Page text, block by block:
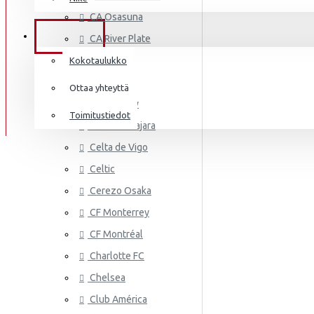
Italia
Mali
Meksiko
Marokko
Uusi-Seelanti
Nigeria
Frenkie de Jong
Mbappé
Donnarumma
A.Becker
Haaland
TIEDOT
Kokotaulukko
Ottaa yhteyttä
Toimitustiedot
CA Osasuna
CA River Plate
Cádiz CF
Cagliari
Cardiff City
CD Guadalajara
Celta de Vigo
Celtic
Cerezo Osaka
CF Monterrey
CF Montréal
Charlotte FC
Chelsea
Club América